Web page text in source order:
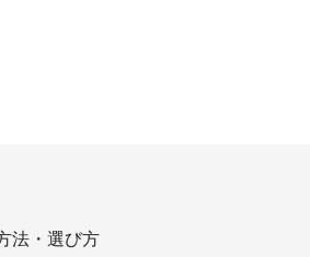
法・選び方